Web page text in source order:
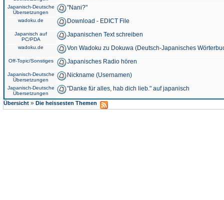
Japanisch-Deutsche
Übersetzungen
"Nani?"
wadoku.de Download - EDICT File
Japanisch auf
PC/PDA
Japanischen Text schreiben
wadoku.de Von Wadoku zu Dokuwa (Deutsch-Japanisches
Off-Topic/Sonstiges Japanisches Radio hören
Japanisch-Deutsche
Übersetzungen
Nickname (Usernamen)
Japanisch-Deutsche
Übersetzungen
"Danke für alles, hab dich lieb." auf japanisch
Übersicht » Die heissesten Themen